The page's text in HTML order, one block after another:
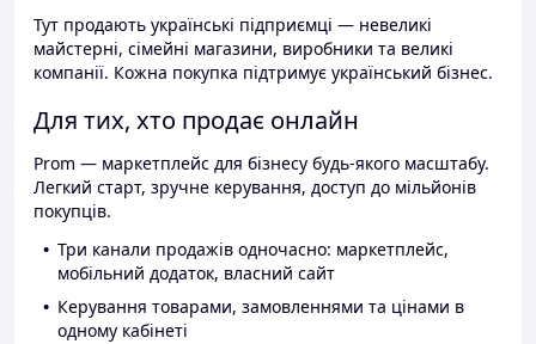
Тут продають українські підприємці — невеликі
майстерні, сімейні магазини, виробники та великі
компанії. Кожна покупка підтримує український бізнес.
Для тих, хто продає онлайн
Prom — маркетплейс для бізнесу будь-якого масштабу.
Легкий старт, зручне керування, доступ до мільйонів
покупців.
Три канали продажів одночасно: маркетплейс,
мобільний додаток, власний сайт
Керування товарами, замовленнями та цінами в
одному кабінеті